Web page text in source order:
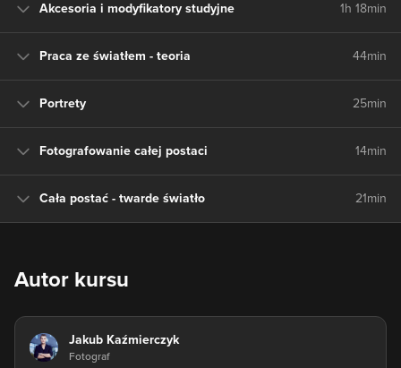
Akcesoria i modyfikatory studyjne 1h 18min
Praca ze światłem - teoria 44min
Portrety 25min
Fotografowanie całej postaci 14min
Cała postać - twarde światło 21min
Autor kursu
Jakub Kaźmierczyk
Fotograf